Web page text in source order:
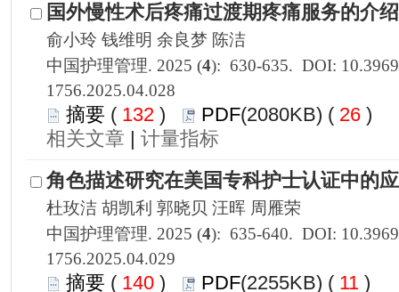
1756.2025.04.028
132 ) 26 )
|
1756.2025.04.029
140 ) 11 )